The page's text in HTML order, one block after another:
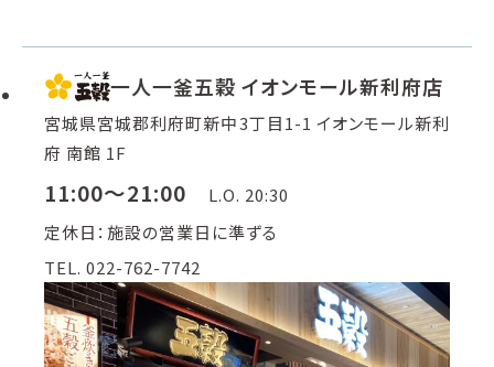
一人一釜五穀 イオンモール新利府店
宮城県宮城郡利府町新中3丁目1-1 イオンモール新利
府 南館 1F
11:00～21:00
L.O. 20:30
定休日：施設の営業日に準ずる
TEL. 022-762-7742